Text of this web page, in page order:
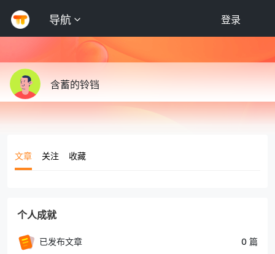
导航 登录
含蓄的铃铛
文章 关注 收藏
个人成就
已发布文章 0 篇